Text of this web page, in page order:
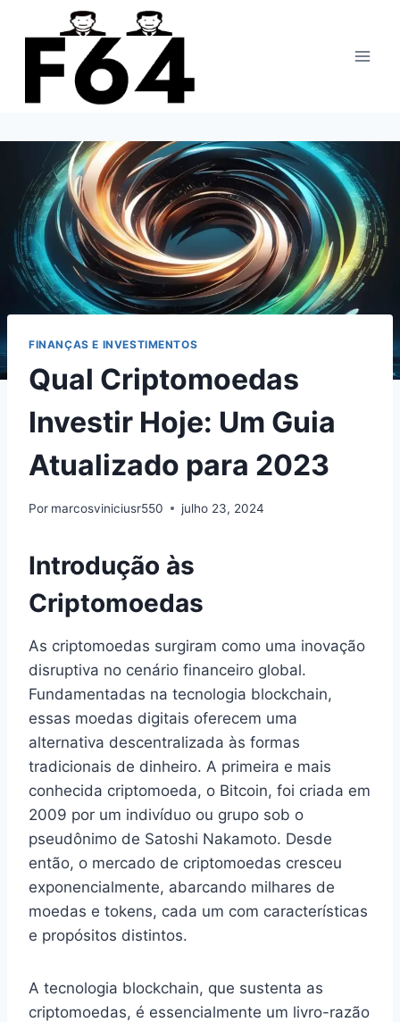
para
FINANÇAS E INVESTIMENTOS
Qual Criptomoedas
Investir Hoje: Um Guia
Atualizado para 2023
Por marcosviniciusr550 julho 23, 2024
Introdução às
Criptomoedas
As criptomoedas surgiram como uma inovação
disruptiva no cenário financeiro global.
Fundamentadas na tecnologia blockchain,
essas moedas digitais oferecem uma
alternativa descentralizada às formas
tradicionais de dinheiro. A primeira e mais
conhecida criptomoeda, o Bitcoin, foi criada em
2009 por um indivíduo ou grupo sob o
pseudônimo de Satoshi Nakamoto. Desde
então, o mercado de criptomoedas cresceu
exponencialmente, abarcando milhares de
moedas e tokens, cada um com características
e propósitos distintos.
A tecnologia blockchain, que sustenta as
criptomoedas, é essencialmente um livro-razão